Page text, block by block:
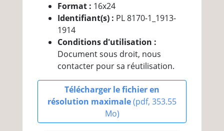
Format : 16x24
Identifiant(s) : PL 8170-1_1913-
1914
Conditions d'utilisation :
Document sous droit, nous
contacter pour sa réutilisation.
Télécharger le fichier en
résolution maximale(pdf, 353.55
Mo)